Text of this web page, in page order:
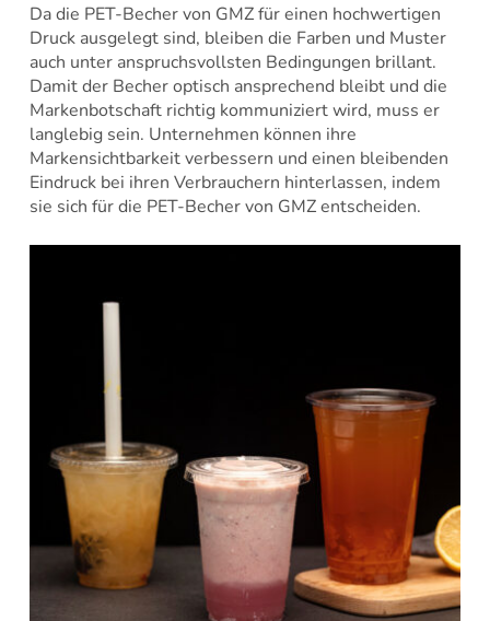
Da die PET-Becher von GMZ für einen hochwertigen
Druck ausgelegt sind, bleiben die Farben und Muster
auch unter anspruchsvollsten Bedingungen brillant.
Damit der Becher optisch ansprechend bleibt und die
Markenbotschaft richtig kommuniziert wird, muss er
langlebig sein. Unternehmen können ihre
Markensichtbarkeit verbessern und einen bleibenden
Eindruck bei ihren Verbrauchern hinterlassen, indem
sie sich für die PET-Becher von GMZ entscheiden.